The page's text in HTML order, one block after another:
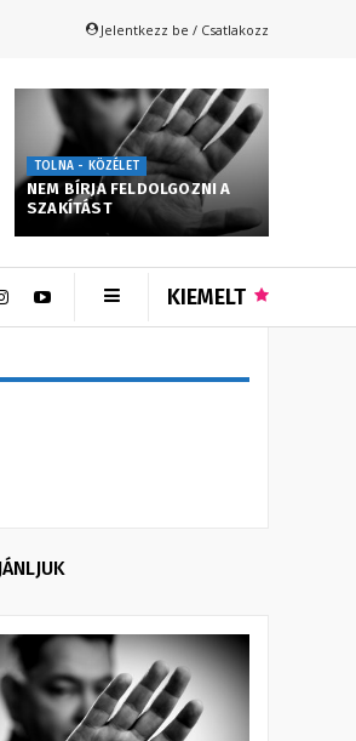
Jelentkezz be / Csatlakozz
TOLNA - KÖZÉLET
NEM BÍRJA FELDOLGOZNI A
SZAKÍTÁST
KIEMELT